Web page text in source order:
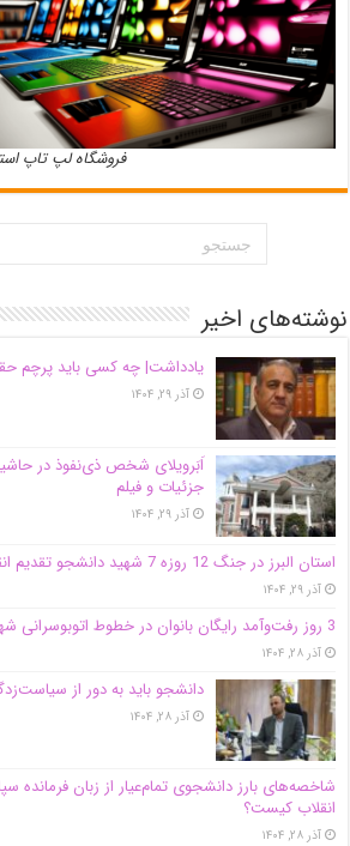
فروشگاه لپ تاپ
نوشته‌های اخیر
یادداشت| ‌چه کسی باید پرچم
آذر ۲۹, ۱۴۰۴
اَبَر‌ویلای شخص ذی‌نفوذ در
جزئیات و فیلم
آذر ۲۹, ۱۴۰۴
استان البرز در جنگ 12 روزه 7 شهید دانشجو تقدیم انقلاب کرد
آذر ۲۹, ۱۴۰۴
3 روز رفت‌وآمد رایگان بانوان در خطوط اتوبوسرانی شهری کرج
آذر ۲۸, ۱۴۰۴
دانشجو باید به دور از
آذر ۲۸, ۱۴۰۴
شاخصه‌های بارز دانشجوی تمام‌عیار از زبان فرمانده
انقلاب کیست؟
آذر ۲۸, ۱۴۰۴